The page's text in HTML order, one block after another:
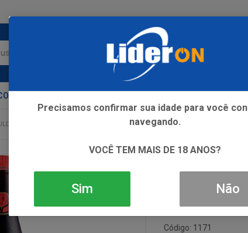
12X880ML
Código: 1171
Precisamos confirmar sua idade para você
navegando.
VOCÊ TEM MAIS DE 18 ANOS?
Sim Não